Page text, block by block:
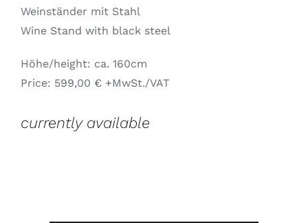
Weinständer mit Stahl
Wine Stand with black steel
Höhe/height: ca. 160cm
Price: 599,00 € +MwSt./VAT
currently available